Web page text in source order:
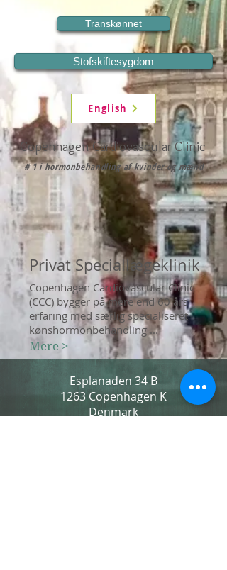
Transkønnet
Stofskiftesygdom
English
# 1 i hormonbehandling af kvinder og mænd
Copenhagen Cardiovascular Clinic
Privat Speciallægeklinik
Copenhagen Cardiovascular Clinic
(CCC) bygger på mere end 60 års
erfaring med særlig specialiseret
kønshormonbehandling ...​
Mere >
Esplanaden 34 B
1263 Copenhagen K
Denmark